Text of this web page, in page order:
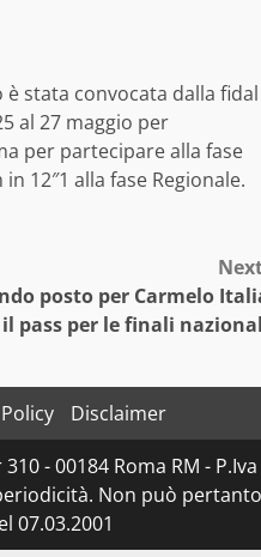
è stata convocata dalla fidal
al 27 maggio per
per partecipare alla fase
12″1 alla fase Regionale.
posto per Carmelo
pass per le finali
Disclaimer
- 00184 Roma RM -
Non può
07.03.2001